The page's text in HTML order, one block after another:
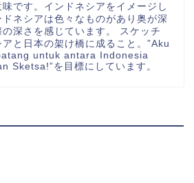
です。インドネシアをイメージし
ネシアは色々なものがあり奥が深
深さを感じています。 スケッチ
と日本の架け橋に成ること。”Aku
untuk antara Indonesia
Sketsa!”を目標にしています。